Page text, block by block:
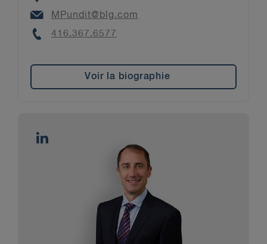
Email
MPundit@blg.com
Phone
416.367.6577
Voir la biographie